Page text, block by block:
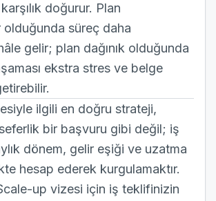
doğurur. Plan
olduğunda süreç daha
gelir; plan dağınık olduğunda
ekstra stres ve belge
ilgili en doğru strateji,
bir başvuru gibi değil; iş
dönem, gelir eşiği ve uzatma
hesap ederek kurgulamaktır.
up vizesi için iş teklifinizin